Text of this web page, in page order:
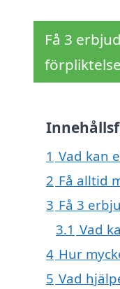
Få 3
1 Vad kan
2 Få alltid
3 Få 3
3.1 Vad
4 Hur
5 Vad